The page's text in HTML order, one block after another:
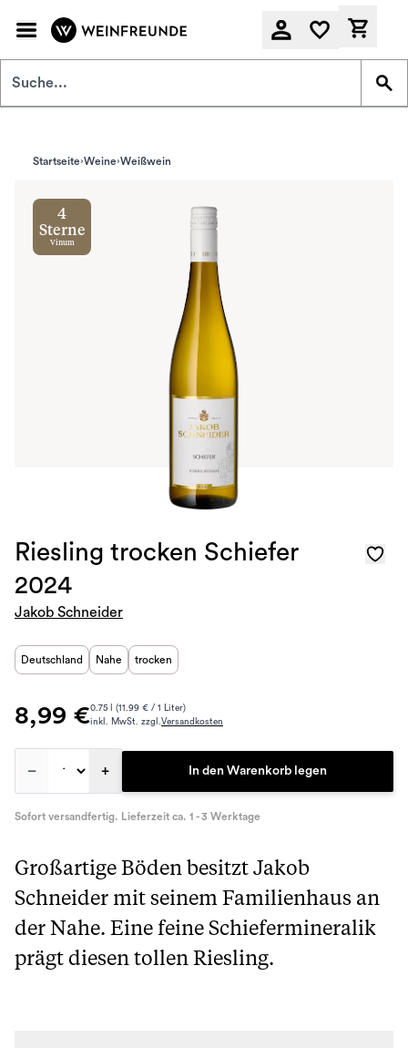
Startseite Weine Weißwein
4
Sterne
Vinum
Riesling trocken Schiefer
2024
Jakob Schneider
Deutschland Nahe trocken
8,99 €0.75 l (11.99 € / 1 Liter)
inkl. MwSt. zzgl.Versandkosten
– + In den Warenkorb legen
Sofort versandfertig. Lieferzeit ca. 1 - 3 Werktage
Großartige Böden besitzt Jakob
Schneider mit seinem Familienhaus an
der Nahe. Eine feine Schiefermineralik
prägt diesen tollen Riesling.